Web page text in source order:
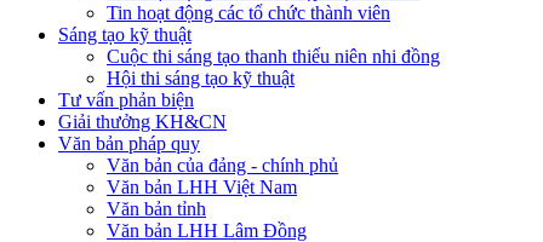
Tin hoạt động các tổ chức thành viên
Sáng tạo kỹ thuật
Cuộc thi sáng tạo thanh thiếu niên nhi đồng
Hội thi sáng tạo kỹ thuật
Tư vấn phản biện
Giải thưởng KH&CN
Văn bản pháp quy
Văn bản của đảng - chính phủ
Văn bản LHH Việt Nam
Văn bản tỉnh
Văn bản LHH Lâm Đồng